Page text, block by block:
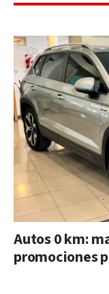
Autos 0 km:
promociones